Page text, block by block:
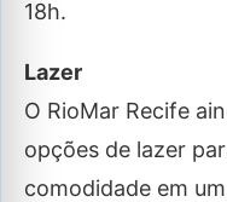
18h.
Lazer
O RioMar Recife
opções de lazer
comodidade em